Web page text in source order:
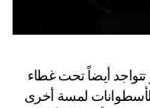
تتواجد أيضاً تحت غطاء
لمسة أخرى